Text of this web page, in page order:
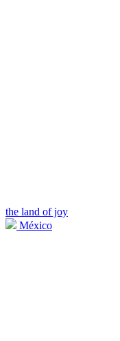
the land of joy
México